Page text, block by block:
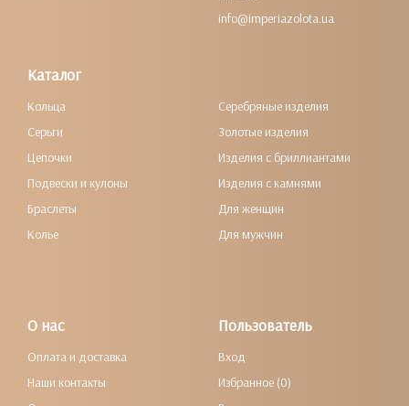
info@imperiazolota.ua
Каталог
Кольца
Серьги
Цепочки
Подвески и кулоны
Браслеты
Колье
Серебряные изделия
Золотые изделия
Изделия с бриллиантами
Изделия с камнями
Для женщин
Для мужчин
О нас
Оплата и доставка
Наши контакты
Пользователь
Вход
Избранное (0)